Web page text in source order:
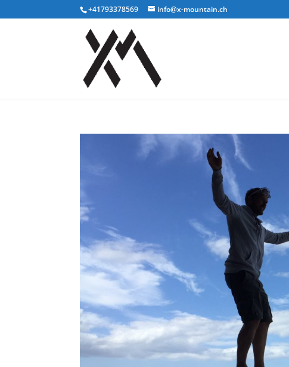
+41793378569 info@x-mountain.ch